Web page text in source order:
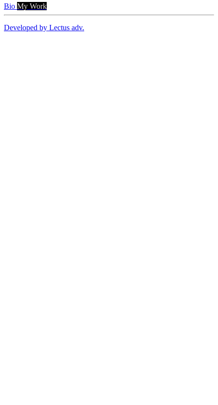
Bio My Work
Developed by Lectus adv.